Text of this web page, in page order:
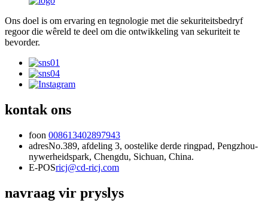
Ons doel is om ervaring en tegnologie met die sekuriteitsbedryf
regoor die wêreld te deel om die ontwikkeling van sekuriteit te
bevorder.
kontak ons
foon 008613402897943
adresNo.389, afdeling 3, oostelike derde ringpad, Pengzhou-
nywerheidspark, Chengdu, Sichuan, China.
E-POSricj@cd-ricj.com
navraag vir pryslys